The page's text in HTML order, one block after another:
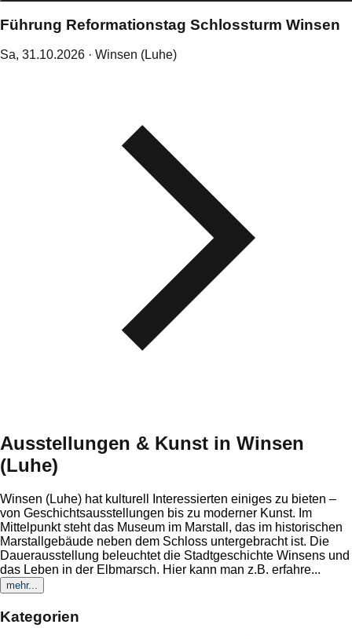
Führung Reformationstag Schlossturm Winsen
Sa, 31.10.2026 · Winsen (Luhe)
Ausstellungen & Kunst in Winsen
(Luhe)
Winsen (Luhe) hat kulturell Interessierten einiges zu bieten –
von Geschichtsausstellungen bis zu moderner Kunst. Im
Mittelpunkt steht das Museum im Marstall, das im historischen
Marstallgebäude neben dem Schloss untergebracht ist. Die
Dauerausstellung beleuchtet die Stadtgeschichte Winsens und
das Leben in der Elbmarsch. Hier kann man z.B. erfahre...
mehr...
Kategorien